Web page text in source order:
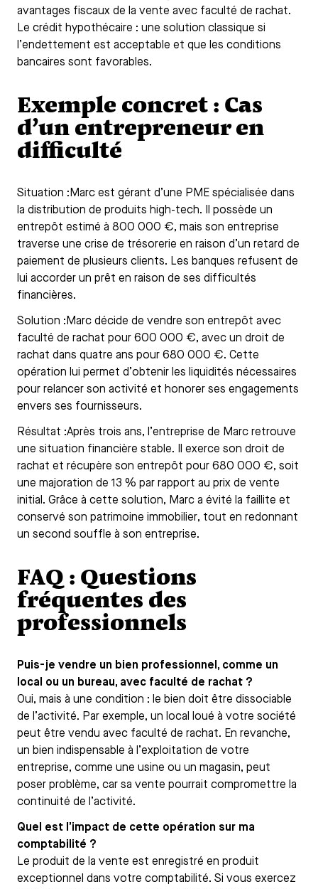
avantages fiscaux de la vente avec faculté de rachat.
Le crédit hypothécaire : une solution classique si
l’endettement est acceptable et que les conditions
bancaires sont favorables.
Exemple concret : Cas
d’un entrepreneur en
difficulté
Situation :Marc est gérant d’une PME spécialisée dans
la distribution de produits high-tech. Il possède un
entrepôt estimé à 800 000 €, mais son entreprise
traverse une crise de trésorerie en raison d’un retard de
paiement de plusieurs clients. Les banques refusent de
lui accorder un prêt en raison de ses difficultés
financières.
Solution :Marc décide de vendre son entrepôt avec
faculté de rachat pour 600 000 €, avec un droit de
rachat dans quatre ans pour 680 000 €. Cette
opération lui permet d’obtenir les liquidités nécessaires
pour relancer son activité et honorer ses engagements
envers ses fournisseurs.
Résultat :Après trois ans, l’entreprise de Marc retrouve
une situation financière stable. Il exerce son droit de
rachat et récupère son entrepôt pour 680 000 €, soit
une majoration de 13 % par rapport au prix de vente
initial. Grâce à cette solution, Marc a évité la faillite et
conservé son patrimoine immobilier, tout en redonnant
un second souffle à son entreprise.
FAQ : Questions
fréquentes des
professionnels
Puis-je vendre un bien professionnel, comme un
local ou un bureau, avec faculté de rachat ?
Oui, mais à une condition : le bien doit être dissociable
de l’activité. Par exemple, un local loué à votre société
peut être vendu avec faculté de rachat. En revanche,
un bien indispensable à l’exploitation de votre
entreprise, comme une usine ou un magasin, peut
poser problème, car sa vente pourrait compromettre la
continuité de l’activité.
Quel est l’impact de cette opération sur ma
comptabilité ?
Le produit de la vente est enregistré en produit
exceptionnel dans votre comptabilité. Si vous exercez